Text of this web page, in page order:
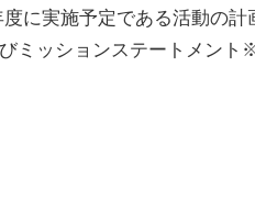
に実施予定である活動の
ミッションステートメン